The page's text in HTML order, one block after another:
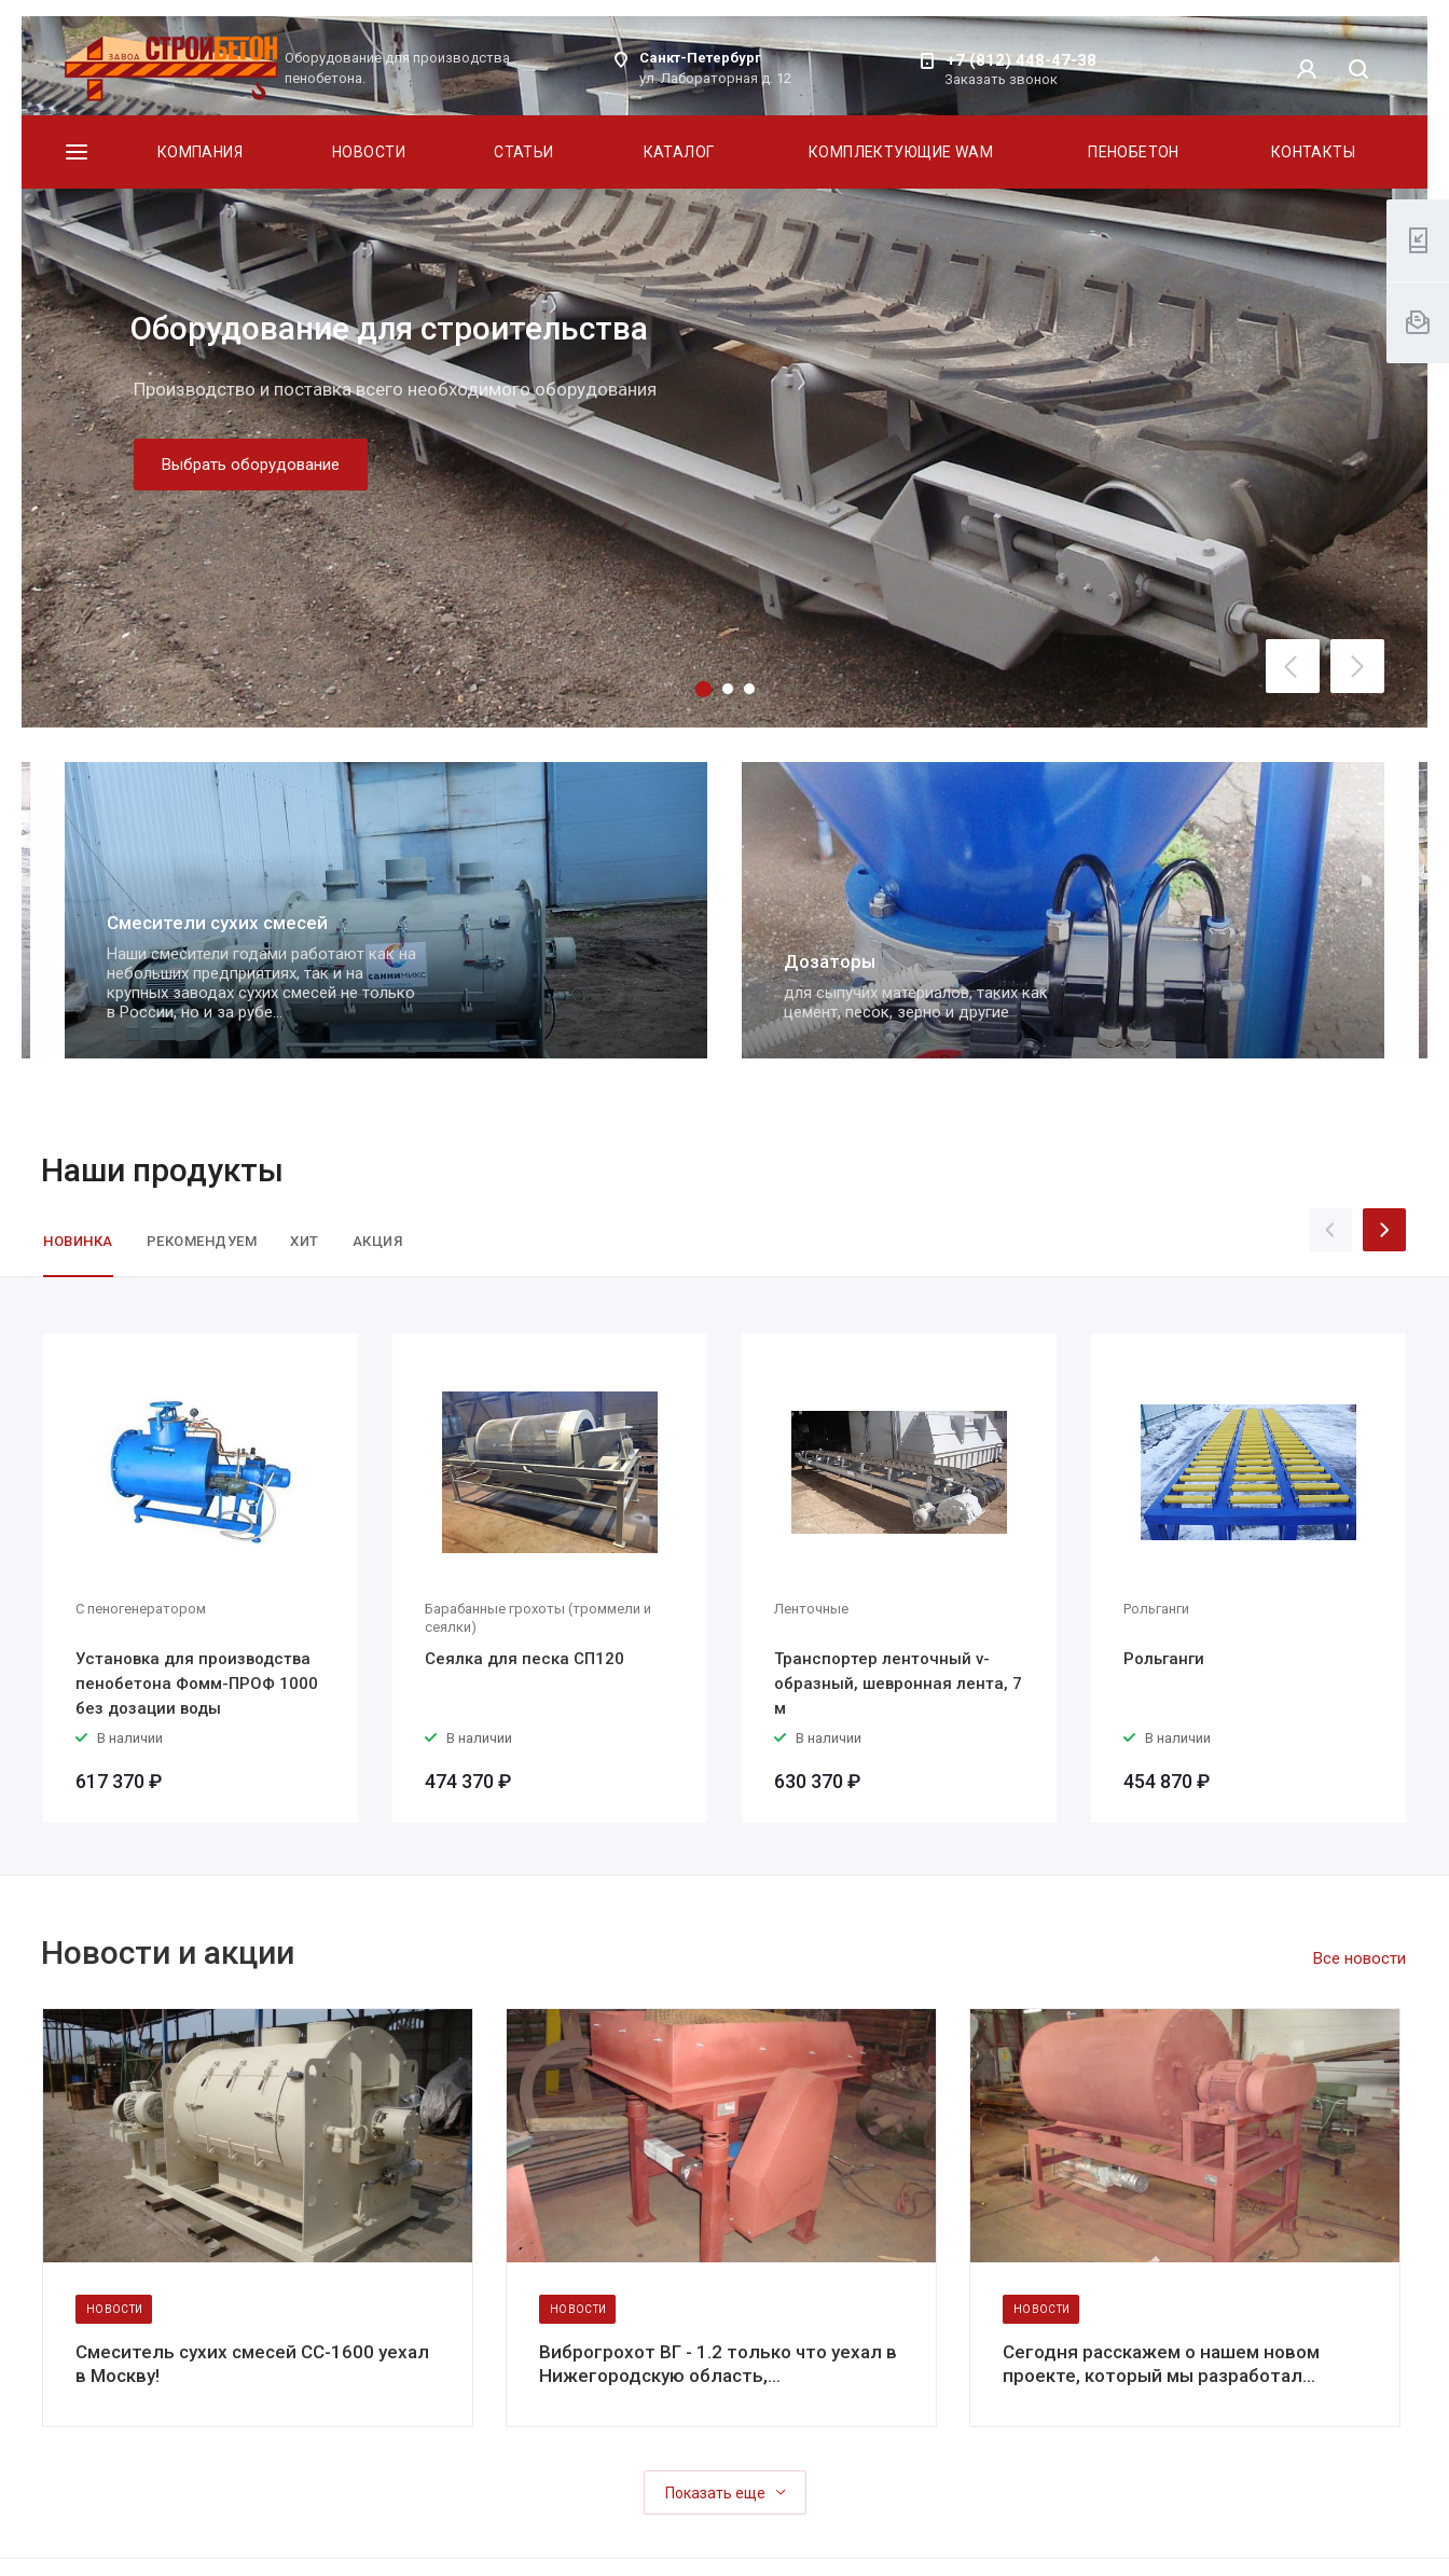
Оборудование для производства
пенобетона.
Санкт-Петербург
ул. Лабораторная д. 12
+7 (812) 448-47-38
Заказать звонок
КОМПАНИЯ НОВОСТИ СТАТЬИ КАТАЛОГ КОМПЛЕКТУЮЩИЕ WAM ПЕНОБЕТОН КОНТАКТЫ
Оборудование для строительства
Производство и поставка всего необходимого оборудования
Выбрать оборудование
Дозаторы
для сыпучих материалов, таких как
цемент, песок, зерно и другие
Грохоты
позволяют рассеивать песок или
щебень на фракции
Наши продукты
НОВИНКА РЕКОМЕНДУЕМ ХИТ АКЦИЯ
С пеногенератором
Установка для производства
пенобетона Фомм-ПРОФ 1000
без дозации воды
В наличии
617 370 ₽
Барабанные грохоты (троммели и
сеялки)
Сеялка для песка СП120
В наличии
474 370 ₽
Ленточные
Транспортер ленточный v-
образный, шевронная лента, 7
м
В наличии
630 370 ₽
Рольганги
Рольганги
В наличии
454 870 ₽
Все новости
Новости и акции
НОВОСТИ
Смеситель сухих смесей СС-1600 уехал
в Москву!
НОВОСТИ
Виброгрохот ВГ - 1.2 только что уехал в
Нижегородскую область,...
НОВОСТИ
Сегодня расскажем о нашем новом
проекте, который мы разработал...
Показать еще